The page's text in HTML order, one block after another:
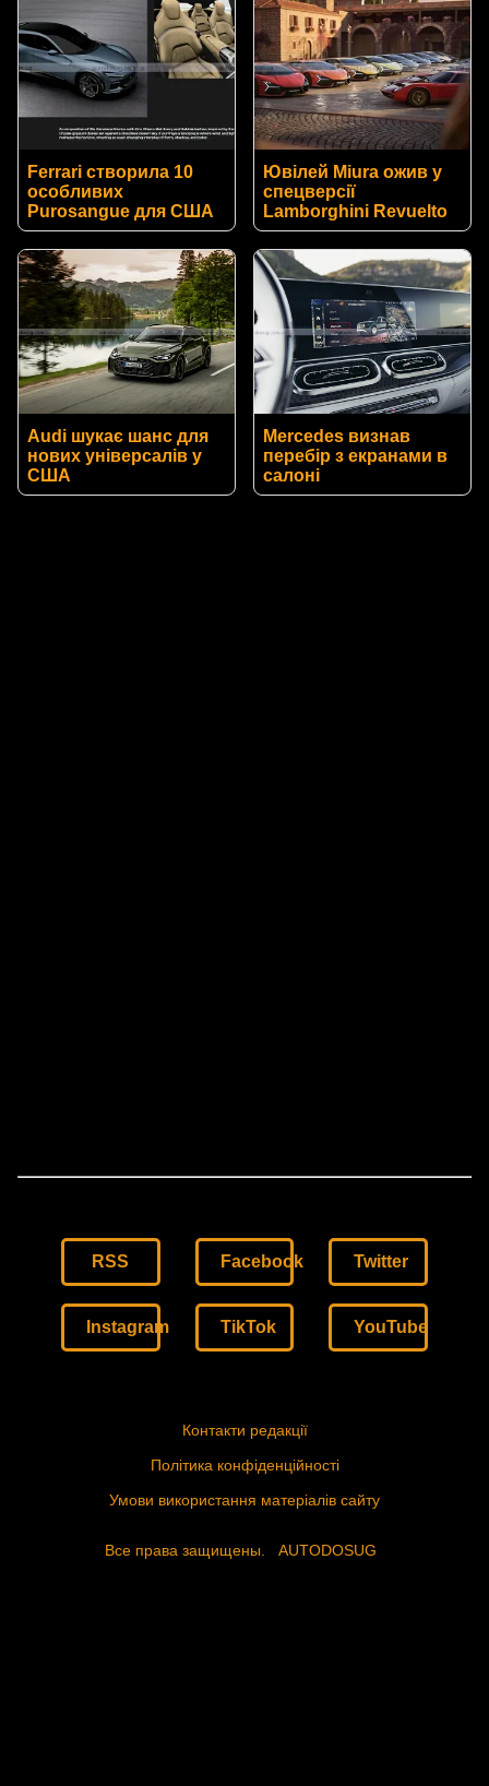
Ferrari створила 10
особливих
Purosangue для США
Ювілей Miura ожив у
спецверсії
Lamborghini Revuelto
Audi шукає шанс для
нових універсалів у
США
Mercedes визнав
перебір з екранами в
салоні
RSS Facebook Twitter
Instagram TikTok YouTube
Контакти редакції
Політика конфіденційності
Умови використання матеріалів сайту
Все права защищены. AUTODOSUG